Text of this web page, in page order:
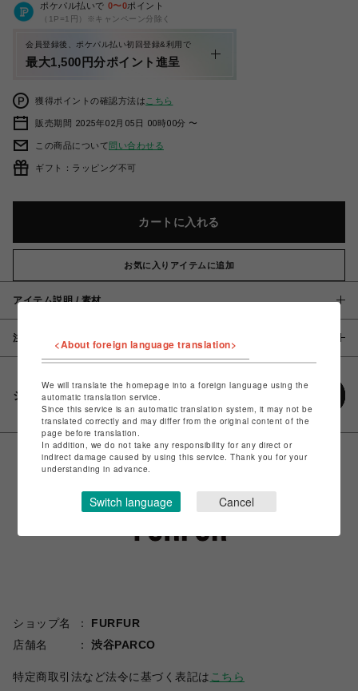
ポケパル払いで 0〜0ポイント
（1P=1円）※キャンペーン分除く
会員登録後、ポケパル払い初回登録&利用で
最大1,500円分ポイント進呈
獲得ポイントの確認方法は こちら
販売期間 2025年02月05日 00時00分 〜
この商品について問い合わせる
ギフト：ラッピング不可
カートに入れる
お気に入りアイテムに追加
アイテム説明 / 素材
注意事項
シェアする
ショップ名
FURFUR
店舗名
渋谷PARCO
特定商取引法など法令に基づく表記は こちら
<About foreign language translation>
We will translate the homepage into a foreign language using the
automatic translation service.
Since this service is an automatic translation system, it may not be
translated correctly and may differ from the original content of the
page before translation.
In addition, we do not take any responsibility for any direct or
indirect damage caused by using this service. Thank you for your
understanding in advance.
Switch language Cancel